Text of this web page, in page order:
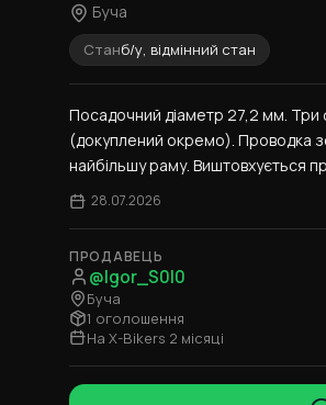
Буча
Станб/у, відмінний стан
Посадочний діаметр 27,2 мм. Три
(докуплений окремо). Проводка
найбільшу раму. Виштовхується
28.07.2026
ПРОДАВЕЦЬ
@Igor_S0l0
Буча
1 оголошення
На X-Bikers 2 місяці